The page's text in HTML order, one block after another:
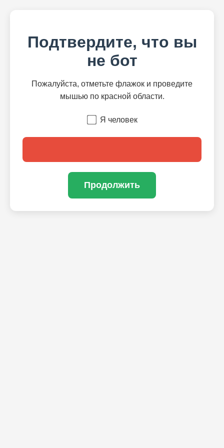
Подтвердите, что вы
не бот
Пожалуйста, отметьте флажок и проведите
мышью по красной области.
Я человек
Продолжить